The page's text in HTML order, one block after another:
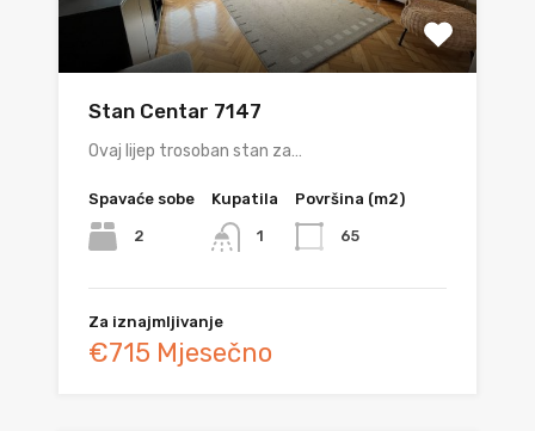
Stan Centar 7147
Ovaj lijep trosoban stan za…
Spavaće sobe
2
Kupatila
1
Površina (m2)
65
Za iznajmljivanje
€715 Mjesečno